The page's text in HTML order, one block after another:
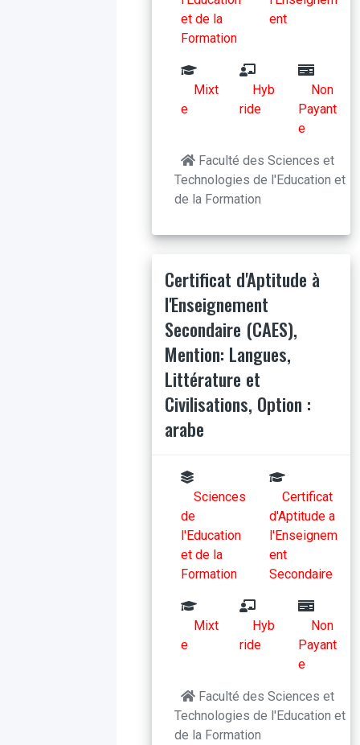
et de la
Formation
ent
Mixt
e
Hyb
ride
Non
Payant
e
Faculté des Sciences et
Technologies de l'Education et
de la Formation
Certificat d'Aptitude à
l'Enseignement
Secondaire (CAES),
Mention: Langues,
Littérature et
Civilisations, Option :
arabe
Sciences
de
l'Education
et de la
Formation
Certificat
d'Aptitude a
l'Enseignem
ent
Secondaire
Mixt
e
Hyb
ride
Non
Payant
e
Faculté des Sciences et
Technologies de l'Education et
de la Formation